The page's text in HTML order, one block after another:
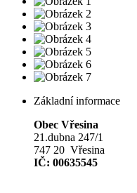
Základní informace
Obec Vřesina
21.dubna 247/1
747 20 Vřesina
IČ: 00635545